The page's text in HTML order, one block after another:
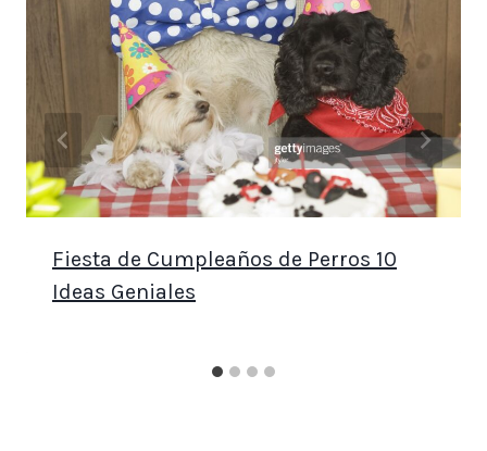
Fiesta de Cumpleaños de Perros 10
Ideas Geniales